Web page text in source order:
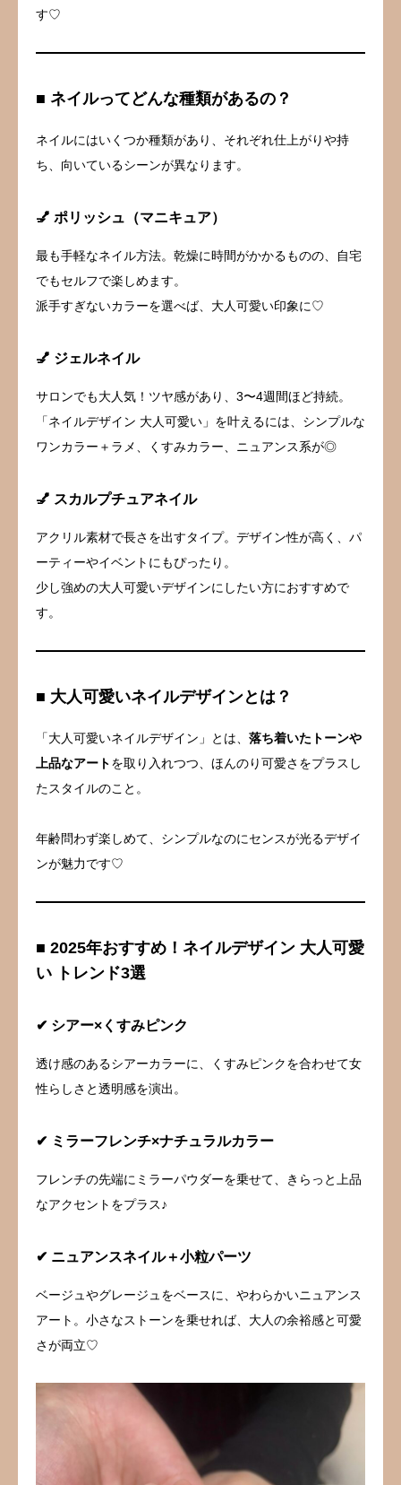
す♡
■ ネイルってどんな種類があるの？
ネイルにはいくつか種類があり、それぞれ仕上がりや持
ち、向いているシーンが異なります。
💅 ポリッシュ（マニキュア）
最も手軽なネイル方法。乾燥に時間がかかるものの、自宅
でもセルフで楽しめます。
派手すぎないカラーを選べば、大人可愛い印象に♡
💅 ジェルネイル
サロンでも大人気！ツヤ感があり、3〜4週間ほど持続。
「ネイルデザイン 大人可愛い」を叶えるには、シンプルな
ワンカラー＋ラメ、くすみカラー、ニュアンス系が◎
💅 スカルプチュアネイル
アクリル素材で長さを出すタイプ。デザイン性が高く、パ
ーティーやイベントにもぴったり。
少し強めの大人可愛いデザインにしたい方におすすめで
す。
■ 大人可愛いネイルデザインとは？
「大人可愛いネイルデザイン」とは、 落ち着いたトーンや
上品なアートを取り入れつつ、ほんのり可愛さをプラスし
たスタイルのこと。
年齢問わず楽しめて、シンプルなのにセンスが光るデザイ
ンが魅力です♡
■ 2025年おすすめ！ネイルデザイン 大人可愛
い トレンド3選
✔ シアー×くすみピンク
透け感のあるシアーカラーに、くすみピンクを合わせて女
性らしさと透明感を演出。
✔ ミラーフレンチ×ナチュラルカラー
フレンチの先端にミラーパウダーを乗せて、きらっと上品
なアクセントをプラス♪
✔ ニュアンスネイル＋小粒パーツ
ベージュやグレージュをベースに、やわらかいニュアンス
アート。小さなストーンを乗せれば、大人の余裕感と可愛
さが両立♡